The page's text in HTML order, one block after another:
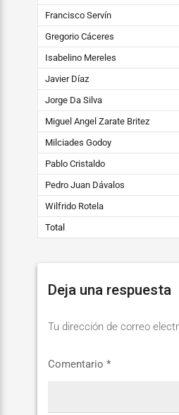
Francisco Servín
Gregorio Cáceres
Isabelino Mereles
Javier Díaz
Jorge Da Silva
Miguel Angel Zarate Britez
Milciades Godoy
Pablo Cristaldo
Pedro Juan Dávalos
Wilfrido Rotela
Total
Deja una respuesta
Tu dirección de correo
Comentario *